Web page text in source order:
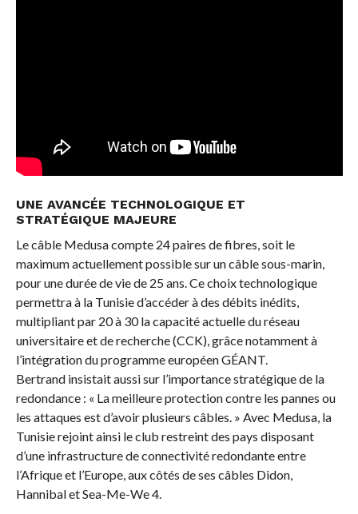
UNE AVANCÉE TECHNOLOGIQUE ET
STRATÉGIQUE MAJEURE
Le câble Medusa compte 24 paires de fibres, soit le
maximum actuellement possible sur un câble sous-marin,
pour une durée de vie de 25 ans. Ce choix technologique
permettra à la Tunisie d’accéder à des débits inédits,
multipliant par 20 à 30 la capacité actuelle du réseau
universitaire et de recherche (CCK), grâce notamment à
l’intégration du programme européen GÉANT.
Bertrand insistait aussi sur l’importance stratégique de la
redondance : « La meilleure protection contre les pannes ou
les attaques est d’avoir plusieurs câbles. » Avec Medusa, la
Tunisie rejoint ainsi le club restreint des pays disposant
d’une infrastructure de connectivité redondante entre
l’Afrique et l’Europe, aux côtés de ses câbles Didon,
Hannibal et Sea-Me-We 4.